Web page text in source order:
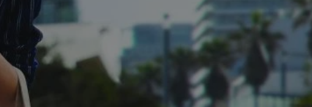
jak logowanie użytkownika i
internetowej.
identyfikator sesji.